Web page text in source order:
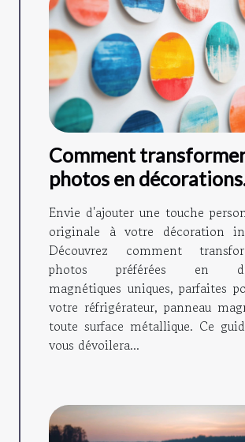
Comment
photos en décorations
magnétiques ?
Envie d'ajouter une touche
originale à votre décoration
Découvrez comment
photos préférées en
magnétiques uniques, parfaites
votre réfrigérateur, panneau
toute surface métallique. Ce
vous dévoilera...